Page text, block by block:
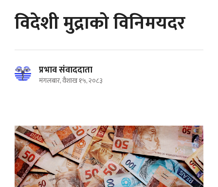
विदेशी मुद्राको विनिमयदर
प्रभाव संवाददाता
मंगलबार, वैशाख १५, २०८३